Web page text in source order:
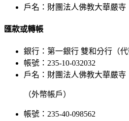
戶名：財團法人佛教大華嚴寺
匯款或轉帳
銀行：第一銀行 雙和分行（代
帳號：235-10-032032
戶名：財團法人佛教大華嚴寺
（外幣帳戶）
帳號：235-40-098562